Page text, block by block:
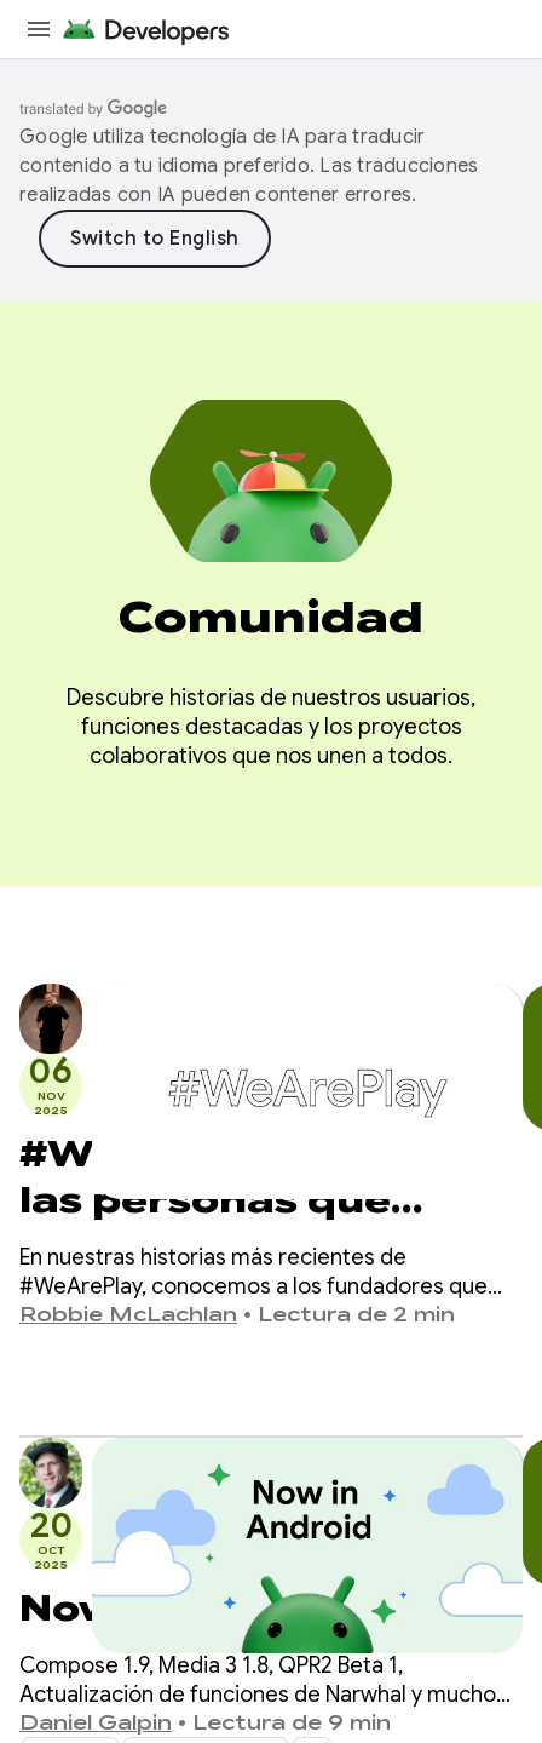
Google utiliza tecnología de IA para traducir
contenido a tu idioma preferido. Las traducciones
realizadas con IA pueden contener errores.
Comunidad
Descubre historias de nuestros usuarios,
funciones destacadas y los proyectos
colaborativos que nos unen a todos.
06
NOV
2025
#WeArePlay: Conoce a
las personas que
crean apps y juegos
para mejorar tu salud
En nuestras historias más recientes de
#WeArePlay, conocemos a los fundadores que
crean apps y juegos que hacen que la salud y el
Robbie McLachlan • Lectura de 2 min
20
OCT
2025
Now in Android #121
Compose 1.9, Media 3 1.8, QPR2 Beta 1,
Actualización de funciones de Narwhal y mucho
más
Daniel Galpin • Lectura de 9 min